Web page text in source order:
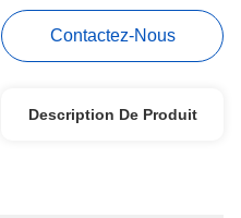
Contactez-Nous
Description De Produit